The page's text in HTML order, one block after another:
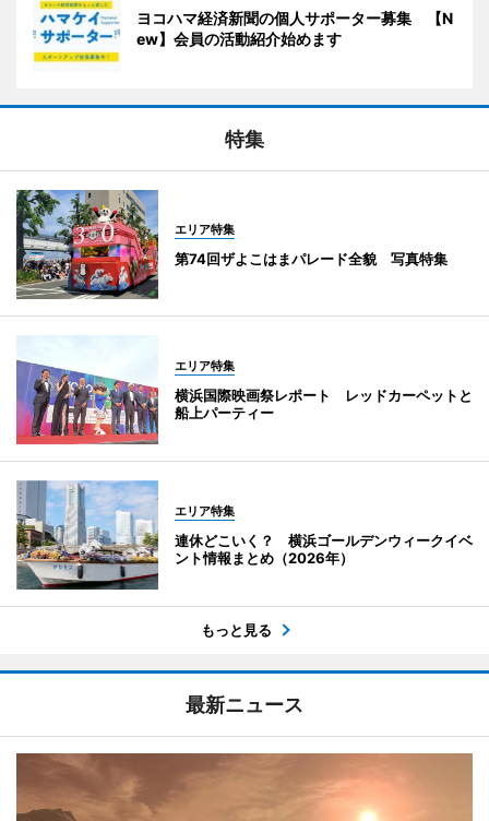
ヨコハマ経済新聞の個人サポーター募集 【N
ew】会員の活動紹介始めます
特集
エリア特集
第74回ザよこはまパレード全貌 写真特集
エリア特集
横浜国際映画祭レポート レッドカーペットと
船上パーティー
エリア特集
連休どこいく？ 横浜ゴールデンウィークイベ
ント情報まとめ（2026年）
もっと見る
最新ニュース